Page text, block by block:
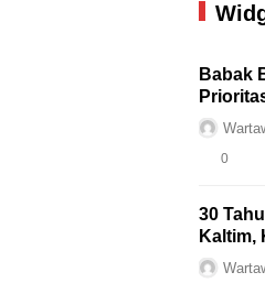
Babak
0
30
Kaltim,